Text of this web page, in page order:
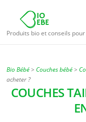
contenu
Produits bio et conseils
Bio Bébé>Couches bébé>
acheter ?
COUCHES